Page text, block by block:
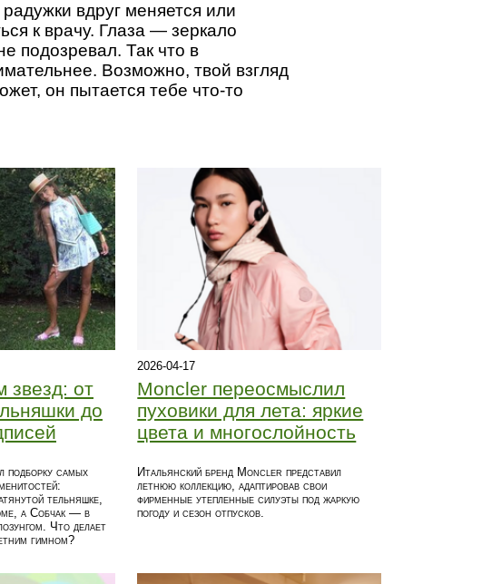
вдруг меняется или
к врачу. Глаза — зеркало
подозревал. Так что в
Возможно, твой взгляд
он пытается тебе что-то
звезд: от
до
подборку самых
тельняшке,
а Собчак — в
Что делает
гимном?
2026-04-17
Moncler переосмыслил
пуховики для лета: яркие
цвета и многослойность
Итальянский бренд Moncler представил
летнюю коллекцию, адаптировав свои
фирменные утепленные силуэты под жаркую
погоду и сезон отпусков.